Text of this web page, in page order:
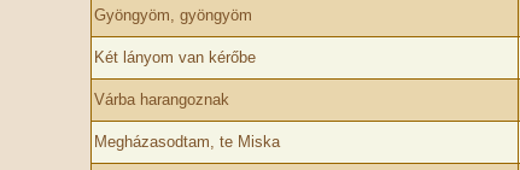
Gyöngyöm, gyöngyöm
Két lányom van kérőbe
Várba harangoznak
Megházasodtam, te Miska